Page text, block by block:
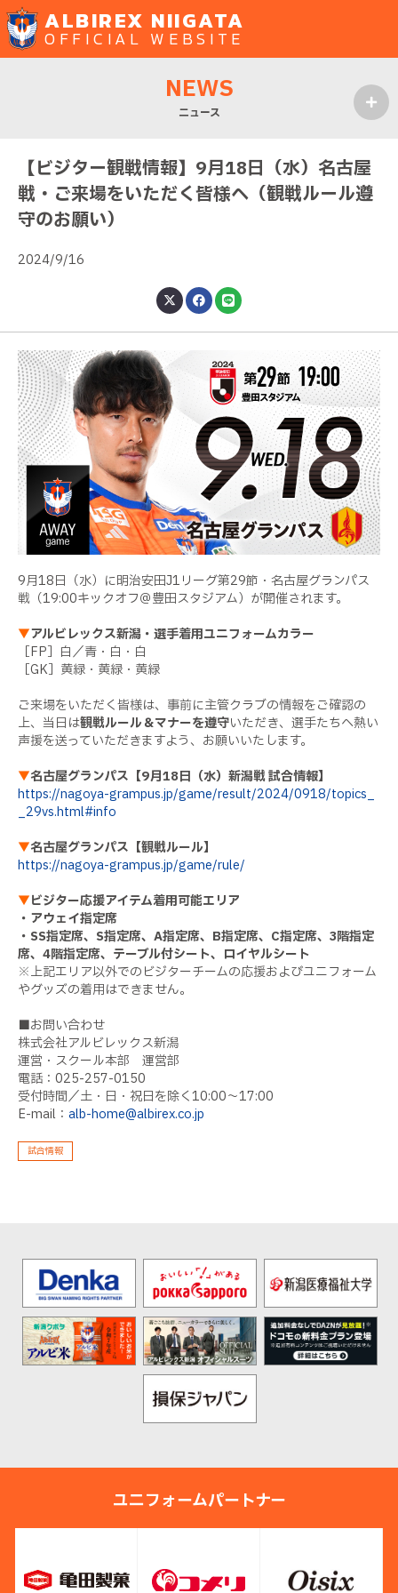
ALBIREX NIIGATA
OFFICIAL WEBSITE
NEWS
ニュース
【ビジター観戦情報】9月18日（水）名古屋
戦・ご来場をいただく皆様へ（観戦ルール遵
守のお願い）
2024/9/16
9月18日（水）に明治安田J1リーグ第29節・名古屋グランパス
戦（19:00キックオフ＠豊田スタジアム）が開催されます。
▼アルビレックス新潟・選手着用ユニフォームカラー
［FP］白／青・白・白
［GK］黄緑・黄緑・黄緑
ご来場をいただく皆様は、事前に主管クラブの情報をご確認の
上、当日は観戦ルール＆マナーを遵守いただき、選手たちへ熱い
声援を送っていただきますよう、お願いいたします。
▼名古屋グランパス【9月18日（水）新潟戦 試合情報】
https://nagoya-grampus.jp/game/result/2024/0918/topics_
_29vs.html#info
▼名古屋グランパス【観戦ルール】
https://nagoya-grampus.jp/game/rule/
▼ビジター応援アイテム着用可能エリア
・アウェイ指定席
・SS指定席、S指定席、A指定席、B指定席、C指定席、3階指定
席、4階指定席、テーブル付シート、ロイヤルシート
※上記エリア以外でのビジターチームの応援およびユニフォーム
やグッズの着用はできません。
■お問い合わせ
株式会社アルビレックス新潟
運営・スクール本部 運営部
電話：025-257-0150
受付時間／土・日・祝日を除く10:00～17:00
E-mail： alb-home@albirex.co.jp
試合情報
ユニフォームパートナー